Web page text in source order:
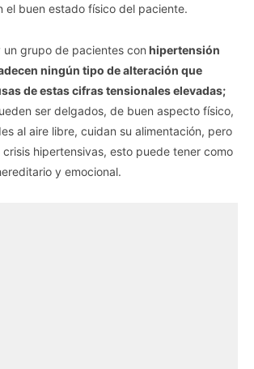
el buen estado físico del paciente.
un grupo de pacientes con hipertensión
ningún tipo de alteración que
de estas cifras tensionales elevadas;
ser delgados, de buen aspecto físico,
al aire libre, cuidan su alimentación, pero
hipertensivas, esto puede tener como
y emocional.